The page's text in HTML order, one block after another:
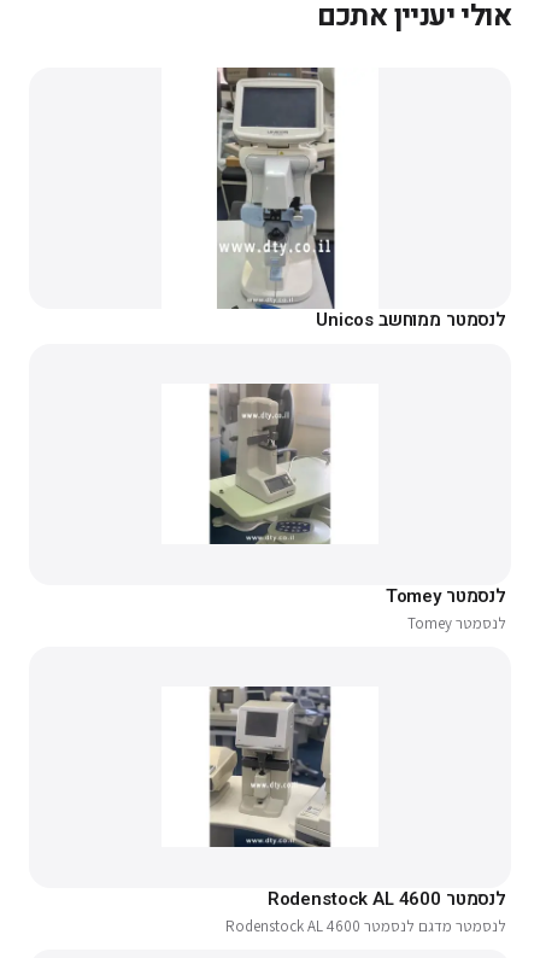
אולי יעניין אתכם
לנסמטר ממוחשב Unicos
לנסמטר Tomey
לנסמטר Tomey
לנסמטר Rodenstock AL 4600
לנסמטר מדגם לנסמטר Rodenstock AL 4600